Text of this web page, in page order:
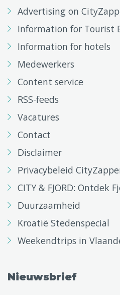
Advertising on
Information for Tourist
Information for hotels
Medewerkers
Content service
RSS-feeds
Vacatures
Contact
Disclaimer
Privacybeleid
CITY & FJORD: Ontdek
Duurzaamheid
Kroatië Stedenspecial
Weekendtrips in
Nieuwsbrief